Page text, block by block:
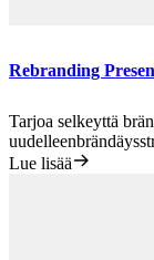
Rebranding
Tarjoa selkeyttä
Lue lisää